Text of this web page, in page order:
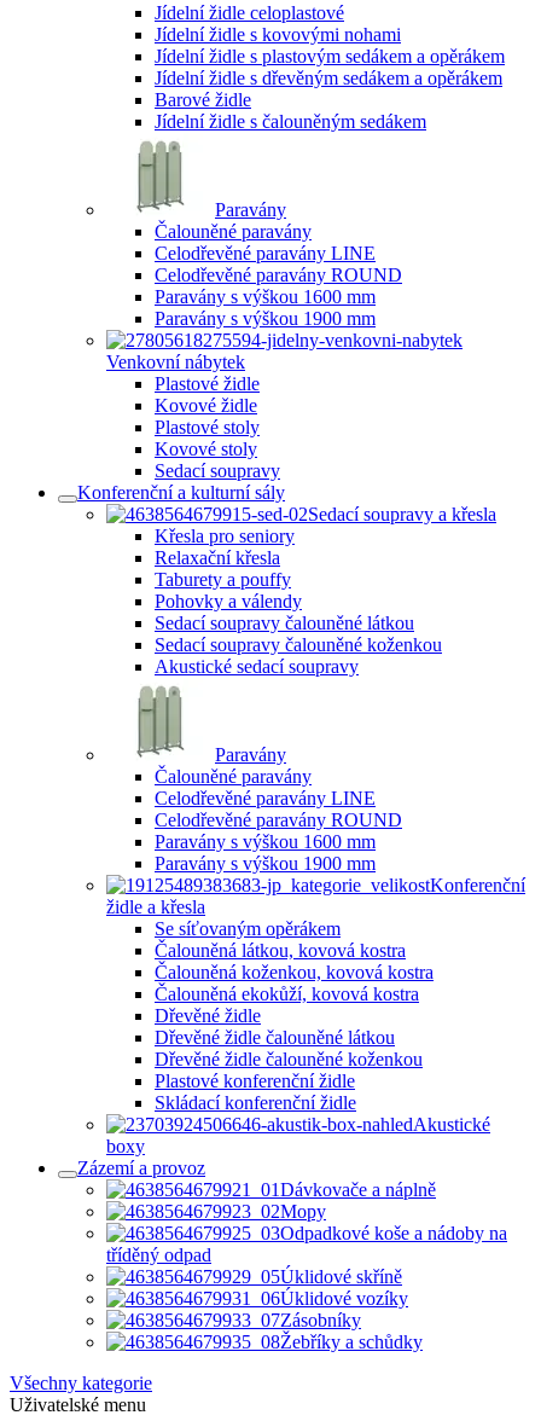
Jídelní židle celoplastové
Jídelní židle s kovovými nohami
Jídelní židle s plastovým sedákem a opěrákem
Jídelní židle s dřevěným sedákem a opěrákem
Barové židle
Jídelní židle s čalouněným sedákem
Paravány
Čalouněné paravány
Celodřevěné paravány LINE
Celodřevěné paravány ROUND
Paravány s výškou 1600 mm
Paravány s výškou 1900 mm
Venkovní nábytek
Plastové židle
Kovové židle
Plastové stoly
Kovové stoly
Sedací soupravy
Konferenční a kulturní sály
Sedací soupravy a křesla
Křesla pro seniory
Relaxační křesla
Taburety a pouffy
Pohovky a válendy
Sedací soupravy čalouněné látkou
Sedací soupravy čalouněné koženkou
Akustické sedací soupravy
Paravány
Čalouněné paravány
Celodřevěné paravány LINE
Celodřevěné paravány ROUND
Paravány s výškou 1600 mm
Paravány s výškou 1900 mm
Konferenční
židle a křesla
Se síťovaným opěrákem
Čalouněná látkou, kovová kostra
Čalouněná koženkou, kovová kostra
Čalouněná ekokůží, kovová kostra
Dřevěné židle
Dřevěné židle čalouněné látkou
Dřevěné židle čalouněné koženkou
Plastové konferenční židle
Skládací konferenční židle
Akustické
boxy
Zázemí a provoz
Dávkovače a náplně
Mopy
Odpadkové koše a nádoby na
tříděný odpad
Úklidové skříně
Úklidové vozíky
Zásobníky
Žebříky a schůdky
Všechny kategorie
Uživatelské menu